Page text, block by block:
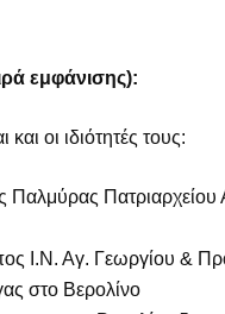
εμφάνισης):
οι ιδιότητές τους:
Πατριαρχείου
Ι.Ν. Αγ. Γεωργίου &
στο Βερολίνο